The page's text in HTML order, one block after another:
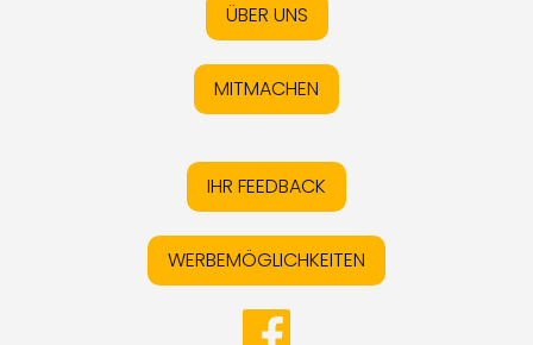
ÜBER UNS
MITMACHEN
IHR FEEDBACK
WERBEMÖGLICHKEITEN